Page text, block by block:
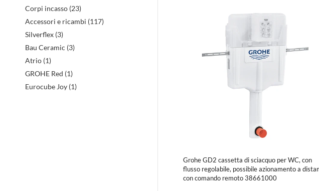
Corpi incasso (23)
Accessori e ricambi (117)
Silverflex (3)
Bau Ceramic (3)
Atrio (1)
GROHE Red (1)
Eurocube Joy (1)
Grohe GD2 cassetta di sciacquo per WC, con
flusso regolabile, possibile azionamento a
con comando remoto 38661000